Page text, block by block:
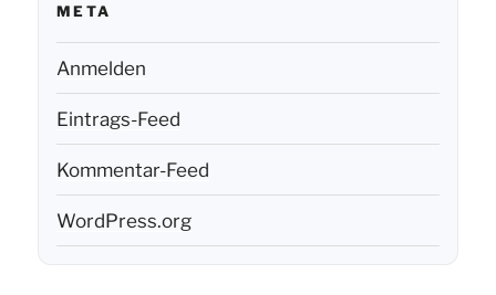
META
Anmelden
Eintrags-Feed
Kommentar-Feed
WordPress.org